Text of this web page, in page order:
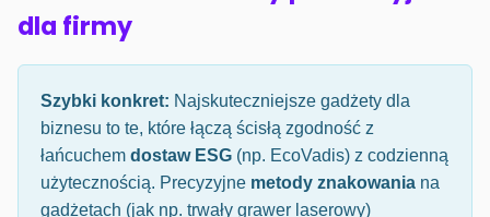
dla firmy
Szybki konkret: Najskuteczniejsze gadżety dla
biznesu to te, które łączą ścisłą zgodność z
łańcuchem dostaw ESG (np. EcoVadis) z codzienną
użytecznością. Precyzyjne metody znakowania na
gadżetach (jak np. trwały grawer laserowy)